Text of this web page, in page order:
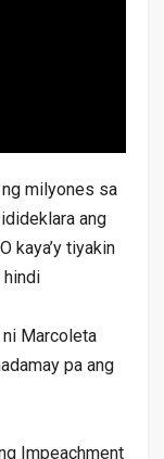
milyones sa
ang
kaya’y tiyakin
hindi
ni Marcoleta
pa ang
Impeachment